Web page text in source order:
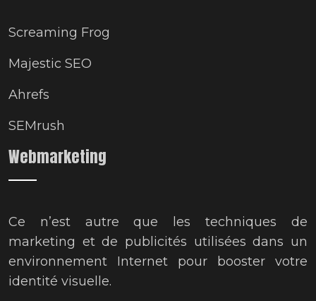
Screaming Frog
Majestic SEO
Ahrefs
SEMrush
Webmarketing
Ce n’est autre que les techniques de
marketing et de publicités utilisées dans un
environnement Internet pour booster votre
identité visuelle.